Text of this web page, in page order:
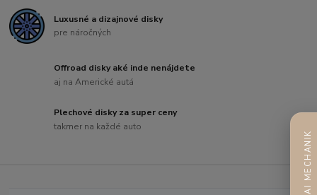
Luxusné a dizajnové disky
pre náročných
Offroad disky aké inde nenájdete
aj na Americké autá
Plechové disky za super ceny
takmer na každé auto
AI MECHANIK